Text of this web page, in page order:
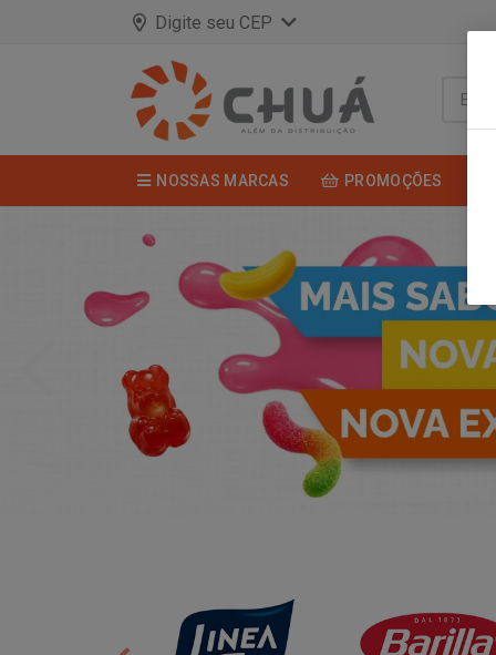
Digite seu CEP
NOSSAS MARCAS PROMOÇÕES